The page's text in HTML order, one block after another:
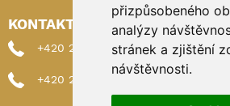
přizpůsobeného
analýzy
stránek a zjištění
návštěvnosti.
KONTAKTY
+420 222 898 224 (sekretariat)
+420 222 898 221 (členství)